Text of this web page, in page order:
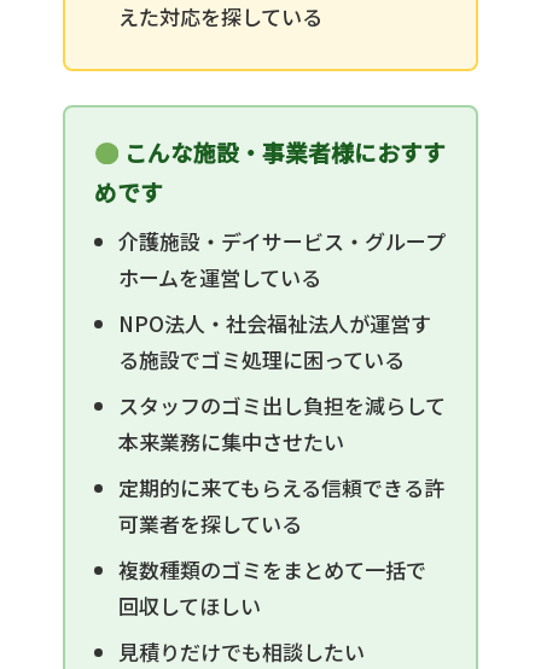
えた対応を探している
こんな施設・事業者様におすす
めです
介護施設・デイサービス・グループ
ホームを運営している
NPO法人・社会福祉法人が運営す
る施設でゴミ処理に困っている
スタッフのゴミ出し負担を減らして
本来業務に集中させたい
定期的に来てもらえる信頼できる許
可業者を探している
複数種類のゴミをまとめて一括で
回収してほしい
見積りだけでも相談したい